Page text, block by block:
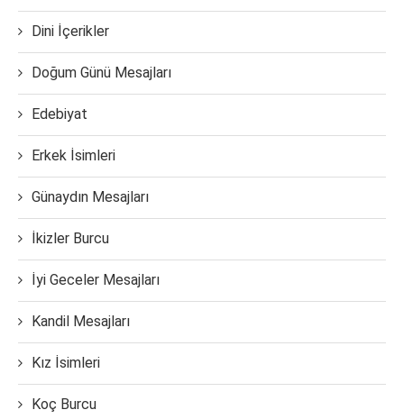
Dini İçerikler
Doğum Günü Mesajları
Edebiyat
Erkek İsimleri
Günaydın Mesajları
İkizler Burcu
İyi Geceler Mesajları
Kandil Mesajları
Kız İsimleri
Koç Burcu